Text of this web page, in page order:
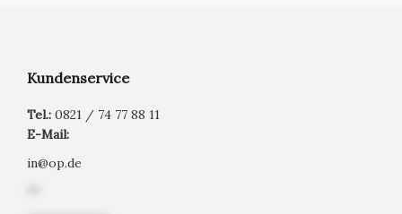
Kundenservice
Tel.: 0821 / 74 77 88 11
E-Mail:
in@op.de